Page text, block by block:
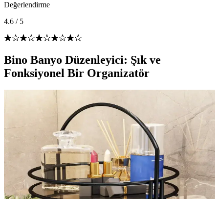
Değerlendirme
4.6 / 5
Bino Banyo Düzenleyici: Şık ve
Fonksiyonel Bir Organizatör